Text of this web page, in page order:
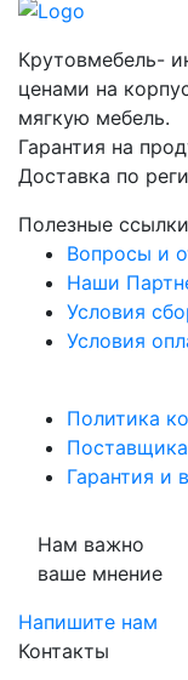
Крутовмебель-
ценами на
мягкую мебель.
Гарантия на
Доставка по
Полезные ссылки
Вопросы и
Наши
Условия
Условия
Политика
Гарантия и
Нам важно
ваше мнение
Напишите нам
Контакты